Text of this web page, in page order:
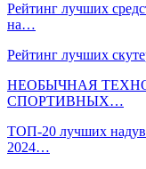
Рейтинг лучших
на…
Рейтинг лучших
НЕОБЫЧНАЯ
СПОРТИВНЫХ…
ТОП-20 лучших
2024…